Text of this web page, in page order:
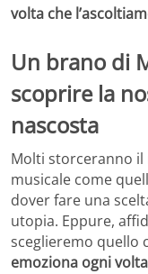
volta che
Un brano di
scoprire la
nascosta
Molti storceranno il
musicale come
dover fare una
utopia. Eppure,
sceglieremo quello
emoziona ogni